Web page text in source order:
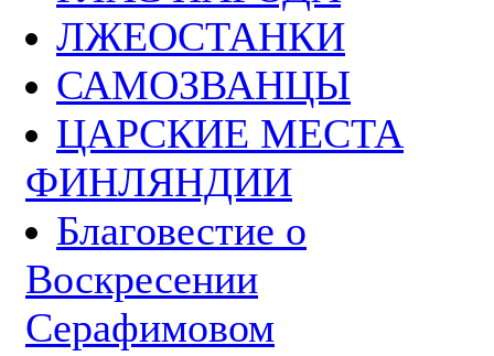
ЛЖЕОСТАНКИ
САМОЗВАНЦЫ
ЦАРСКИЕ МЕСТА
ФИНЛЯНДИИ
Благовестие о
Воскресении
Серафимовом